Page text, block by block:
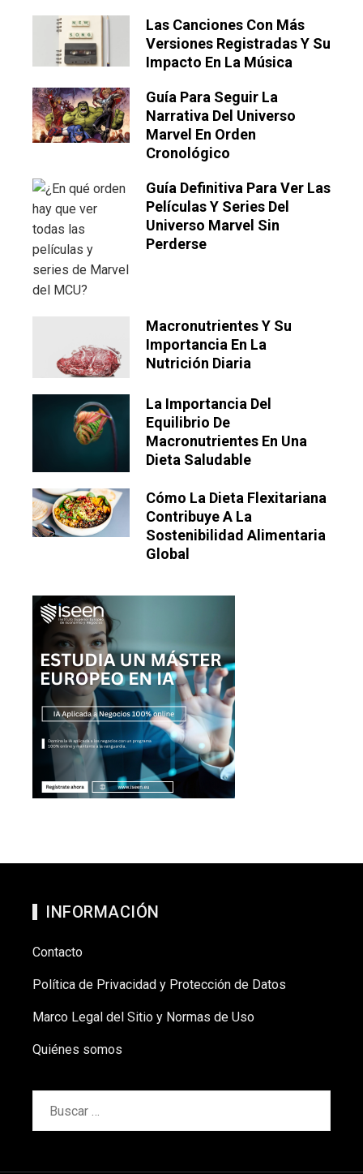
Las Canciones Con Más
Versiones Registradas Y Su
Impacto En La Música
Guía Para Seguir La
Narrativa Del Universo
Marvel En Orden
Cronológico
Guía Definitiva Para Ver Las
Películas Y Series Del
Universo Marvel Sin
Perderse
Macronutrientes Y Su
Importancia En La
Nutrición Diaria
La Importancia Del
Equilibrio De
Macronutrientes En Una
Dieta Saludable
Cómo La Dieta Flexitariana
Contribuye A La
Sostenibilidad Alimentaria
Global
INFORMACIÓN
Contacto
Política de Privacidad y Protección de Datos
Marco Legal del Sitio y Normas de Uso
Quiénes somos